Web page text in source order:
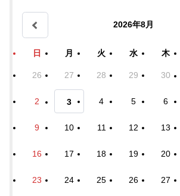
2026年8月
日 月 火 水 木
26 27 28 29 30
2 3 4 5 6
9 10 11 12 13
16 17 18 19 20
23 24 25 26 27